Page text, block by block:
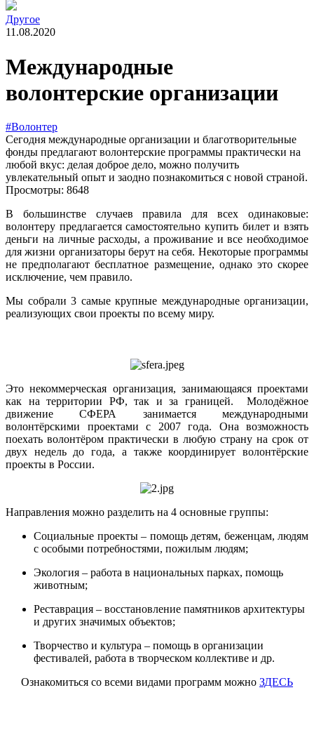
Другое
11.08.2020
Международные
волонтерские организации
#Волонтер
Сегодня международные организации и благотворительные
фонды предлагают волонтерские программы практически на
любой вкус: делая доброе дело, можно получить
увлекательный опыт и заодно познакомиться с новой страной.
Просмотры: 8648
В большинстве случаев правила для всех одинаковые:
волонтеру предлагается самостоятельно купить билет и взять
деньги на личные расходы, а проживание и все необходимое
для жизни организаторы берут на себя. Некоторые программы
не предполагают бесплатное размещение, однако это скорее
исключение, чем правило.
Мы собрали 3 самые крупные международные организации,
реализующих свои проекты по всему миру.
Это некоммерческая организация, занимающаяся проектами
как на территории РФ, так и за границей. Молодёжное
движение СФЕРА занимается международными
волонтёрскими проектами с 2007 года. Она возможность
поехать волонтёром практически в любую страну на срок от
двух недель до года, а также координирует волонтёрские
проекты в России.
Направления можно разделить на 4 основные группы:
Социальные проекты – помощь детям, беженцам, людям
с особыми потребностями, пожилым людям;
Экология – работа в национальных парках, помощь
животным;
Реставрация – восстановление памятников архитектуры
и других значимых объектов;
Творчество и культура – помощь в организации
фестивалей, работа в творческом коллективе и др.
Ознакомиться со всеми видами программ можно ЗДЕСЬ